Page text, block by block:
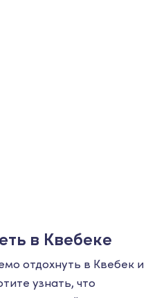
в Квебеке
отдохнуть в Квебек и
узнать, что